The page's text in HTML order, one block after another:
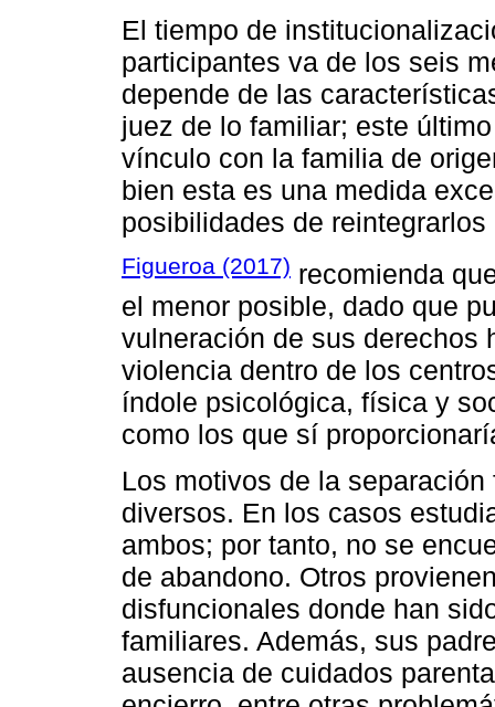
El tiempo de
participantes va de los seis
depende de las
juez de lo familiar; este
vínculo con la familia de
bien esta es una medida
posibilidades de
Figueroa (2017) recomienda
el menor posible, dado que
vulneración de sus derechos
violencia dentro de los
índole psicológica, física y
como los que sí
Los motivos de la
diversos. En los casos
ambos; por tanto, no se
de abandono. Otros
disfuncionales donde han
familiares. Además, sus
ausencia de cuidados